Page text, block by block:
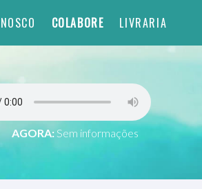
COLABORE LIVRARIA
AGORA: Sem informações